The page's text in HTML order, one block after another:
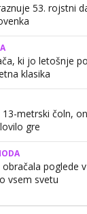
53. rojstni
ki jo letošnje
klasika
13-metrski čoln,
gre
obračala poglede
vsem svetu